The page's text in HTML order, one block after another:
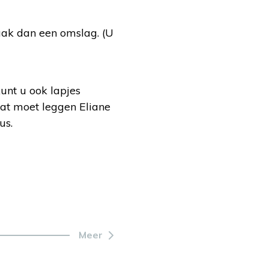
dan een omslag. (U
u ook lapjes
moet leggen Eliane
Meer